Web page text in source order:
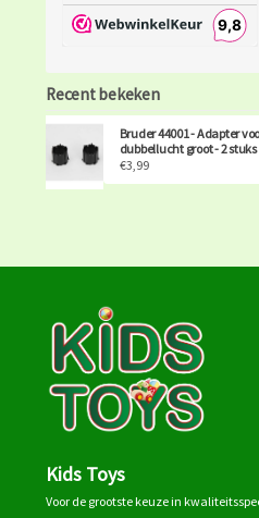
Recent bekeken
Bruder 44001 - Adapter
dubbellucht groot - 2 stuks
€3,99
Kids Toys
Voor de grootste keuze in